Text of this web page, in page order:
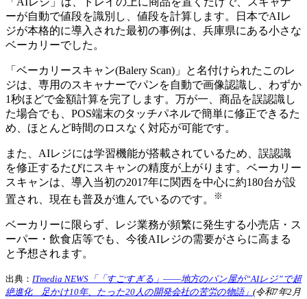
ーが自動で値段を識別し、値段を計算します。日本でAIレ
ジが本格的に導入された最初の事例は、兵庫県にある小さな
ベーカリーでした。
「ベーカリースキャン(Balery Scan)」と名付けられたこのレ
ジは、専用のスキャナーでパンを自動で画像認識し、わずか
1秒ほどで金額計算を完了します。万が一、商品を誤認識し
た場合でも、POS端末のタッチパネルで簡単に修正できるた
め、ほとんど時間のロスなく対応が可能です。
また、AIレジには学習機能が搭載されているため、誤認識
を修正するたびにスキャンの精度が上がります。ベーカリー
スキャンは、導入当初の2017年に関西を中心に約180台が設
置され、現在も普及が進んでいるのです。
※
ベーカリーに限らず、レジ業務が頻繁に発生する小売店・ス
ーパー・飲食店等でも、今後AIレジの需要がさらに高まる
と予想されます。
出典： ITmedia NEWS「「すごすぎる」――地方のパン屋が“AIレジ”で超
絶進化 足かけ10年、たった20人の開発会社の苦労の物語」 (令和7年2月